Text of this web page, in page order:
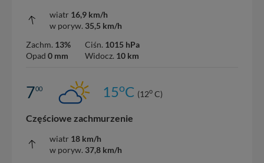
wiatr 16,9 km/h
w poryw. 35,5 km/h
Zachm. 13%
Opad 0 mm
Ciśn. 1015 hPa
Widocz. 10 km
700 15oC (12o C)
Częściowe zachmurzenie
wiatr 18 km/h
w poryw. 37,8 km/h